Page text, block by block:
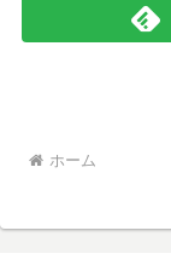
ホーム